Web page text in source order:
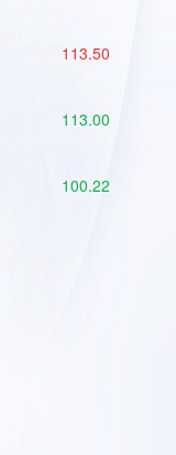
113.50
113.00
100.22